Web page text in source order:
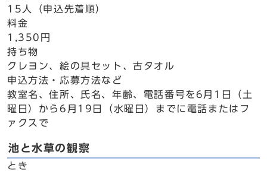
15人（申込先着順）
料金
1,350円
持ち物
クレヨン、絵の具セット、古タオル
申込方法・応募方法など
教室名、住所、氏名、年齢、電話番号を6月1日（土
曜日）から6月19日（水曜日）までに電話またはフ
ァクスで
池と水草の観察
とき